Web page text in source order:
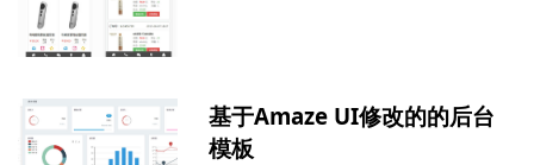
基于Amaze UI修改的的后台
模板